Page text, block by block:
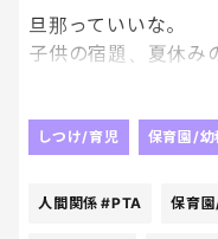
旦那っていいな。
子供の宿題、夏休み
これを見守らないで
羨ましい。
らいいな。
しつけ/育児 保育園/幼
人間関係 #PTA 保育